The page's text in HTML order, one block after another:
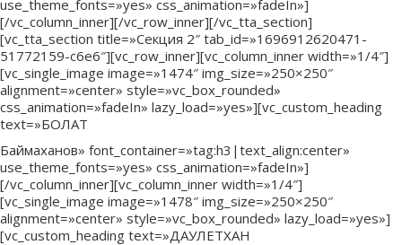
use_theme_fonts=»yes» css_animation=»fadeIn»]
[/vc_column_inner][/vc_row_inner][/vc_tta_section]
[vc_tta_section title=»Секция 2″ tab_id=»1696912620471-
51772159-c6e6″][vc_row_inner][vc_column_inner width=»1/4″]
[vc_single_image image=»1474″ img_size=»250×250″
alignment=»center» style=»vc_box_rounded»
css_animation=»fadeIn» lazy_load=»yes»][vc_custom_heading
text=»БОЛАТ
Баймаханов» font_container=»tag:h3|text_align:center»
use_theme_fonts=»yes» css_animation=»fadeIn»]
[/vc_column_inner][vc_column_inner width=»1/4″]
[vc_single_image image=»1478″ img_size=»250×250″
alignment=»center» style=»vc_box_rounded» lazy_load=»yes»]
[vc_custom_heading text=»ДАУЛЕТХАН